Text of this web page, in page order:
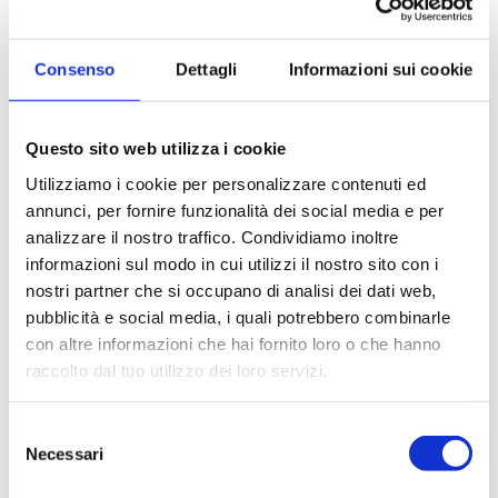
Consenso Dettagli Informazioni sui cookie
Questo sito web utilizza i cookie
Utilizziamo i cookie per personalizzare contenuti ed
annunci, per fornire funzionalità dei social media e per
analizzare il nostro traffico. Condividiamo inoltre
informazioni sul modo in cui utilizzi il nostro sito con i
nostri partner che si occupano di analisi dei dati web,
pubblicità e social media, i quali potrebbero combinarle
con altre informazioni che hai fornito loro o che hanno
raccolto dal tuo utilizzo dei loro servizi.
delNecessari
con titolatore UDK 159
Distillatore automatico,
titolatore e
169
Distillatore automatico
UDK 129
Distillatore automatico
UDK 149
Pagina